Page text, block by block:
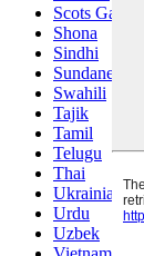
Scots Gaelic
Shona
Sindhi
Sundanese
Swahili
Tajik
Tamil
Telugu
Thai
Ukrainian
Urdu
Uzbek